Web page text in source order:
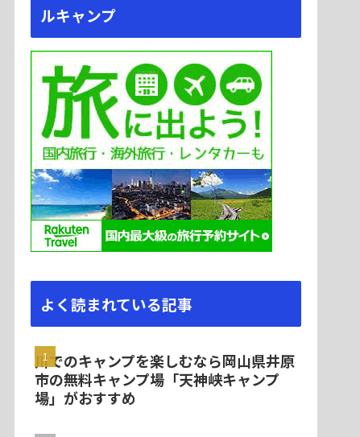
ルキャンプ
よく読まれている記事
川でのキャンプを楽しむなら岡山県井原
市の無料キャンプ場「天神峡キャンプ
場」がおすすめ